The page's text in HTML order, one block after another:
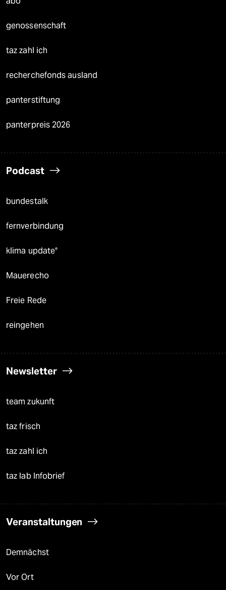
genossenschaft
taz zahl ich
recherchefonds ausland
panterstiftung
panterpreis 2026
Podcast
bundestalk
fernverbindung
klima update°
Mauerecho
Freie Rede
reingehen
Newsletter
team zukunft
taz frisch
taz zahl ich
taz lab Infobrief
Veranstaltungen
Demnächst
Vor Ort